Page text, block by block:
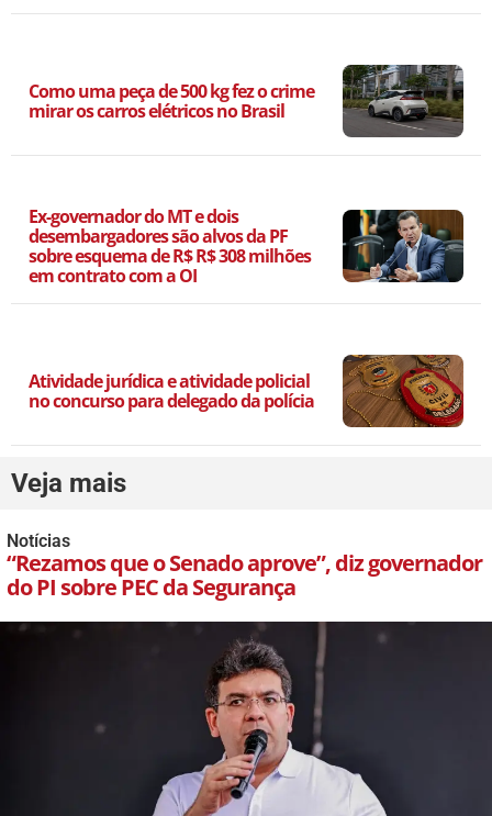
Como uma peça de 500 kg fez o crime
mirar os carros elétricos no Brasil
Ex-governador do MT e dois
desembargadores são alvos da PF
sobre esquema de R$ R$ 308 milhões
em contrato com a OI
Atividade jurídica e atividade policial
no concurso para delegado da polícia
Veja mais
Notícias
“Rezamos que o Senado aprove”, diz governador
do PI sobre PEC da Segurança